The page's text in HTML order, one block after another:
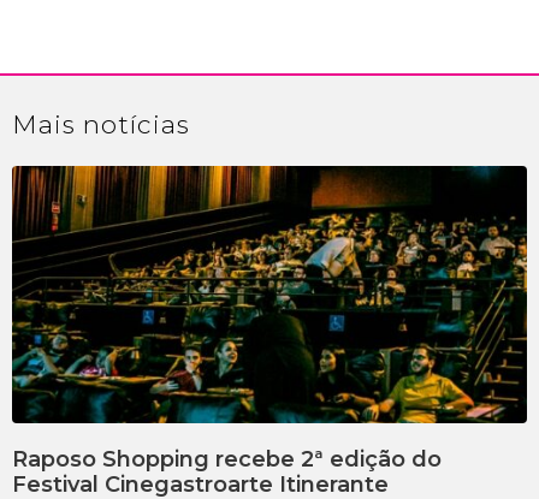
Mais notícias
Raposo Shopping recebe 2ª edição do
Festival Cinegastroarte Itinerante